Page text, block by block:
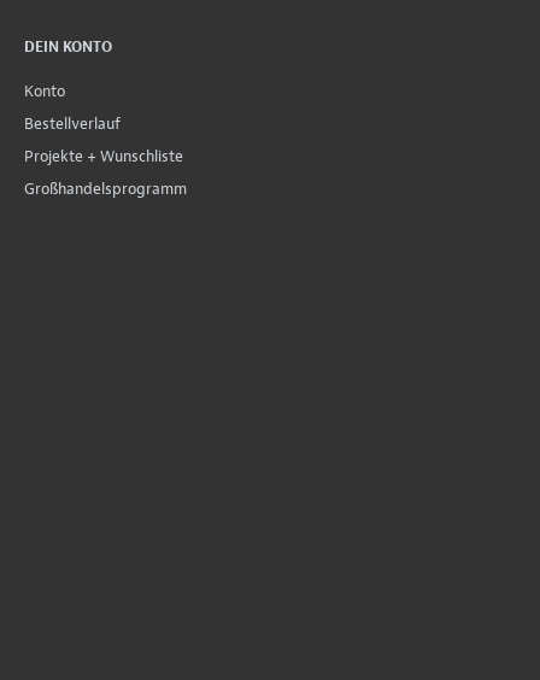
DEIN KONTO
Konto
Bestellverlauf
Projekte + Wunschliste
Großhandelsprogramm